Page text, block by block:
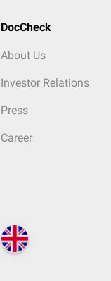
DocCheck
About Us
Investor Relations
Press
Career